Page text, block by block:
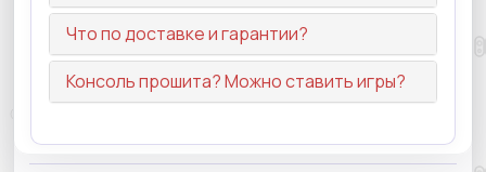
Что по доставке и гарантии?
Консоль прошита? Можно ставить игры?